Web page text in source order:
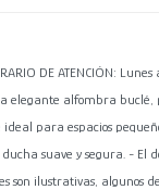
DE ATENCIÓN:
elegante alfombra
para espacios
suave y segura. - El
son ilustrativas,